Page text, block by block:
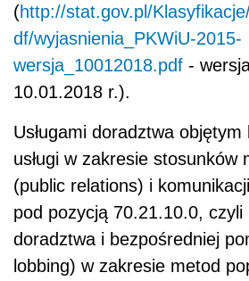
(http://stat.gov.pl/
df/wyjasnienia_PKWiU-2015-
wersja_10012018.pdf -
10.01.2018 r.).
Usługami doradztwa
usługi w zakresie stosunków
(public relations) i
pod pozycją 70.21.10.0, czyli
doradztwa i bezpośredniej
lobbing) w zakresie metod